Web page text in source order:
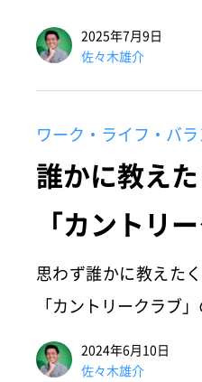
2025年7月9日
佐々木雄介
ワーク・ライフ・バラ
誰かに教え
「カントリ
思わず誰かに教えた
「カントリークラブ
2024年6月10日
佐々木雄介